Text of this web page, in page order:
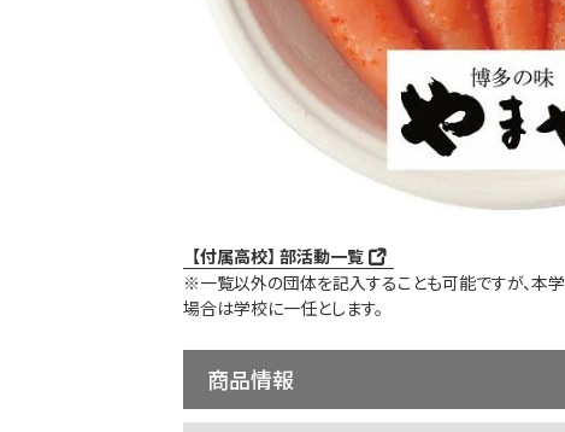
【付属高校】 部​活動一覧
※一覧以外の​団体を​記入する​ことも​可能ですが、​本
場合は​学校に​一任とします。​
商品情報